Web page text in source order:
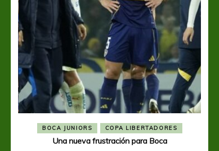
BOCA JUNIORS COPA LIBERTADORES
Una nueva frustración para Boca